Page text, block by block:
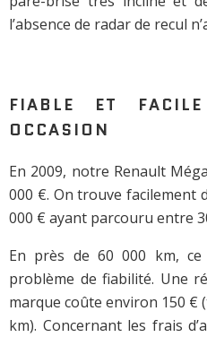
l’absence de radar de recul
FIABLE ET
OCCASION
En 2009, notre Renault
000 €. On trouve facilement
000 € ayant parcouru entre
En près de 60 000 km, ce
problème de fiabilité. Une
marque coûte environ 150 €
km). Concernant les frais